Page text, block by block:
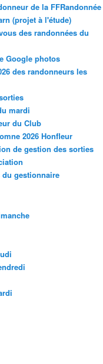
de la FFRandonnée
(projet à l'étude)
des randonnées du
Google photos
des randonneurs les
mardi
du Club
2026 Honfleur
de gestion des sorties
gestionnaire